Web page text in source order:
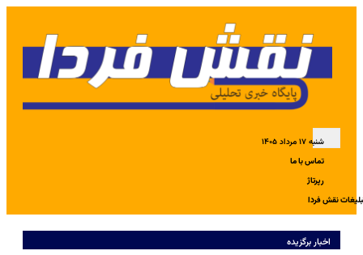
شنبه ۱۷ مرداد ۱۴۰۵
تماس با ما
رپرتاژ
نقش فردا
اخبار برگزیده